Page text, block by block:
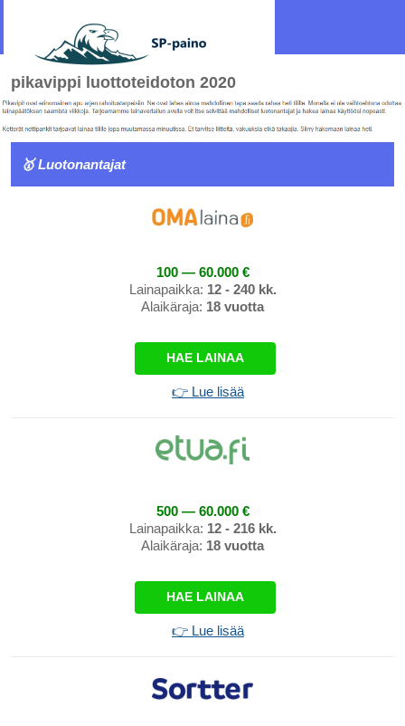
pikavippi luottoteidoton 2020
🥇 Luotonantajat
100 — 60.000 €
Lainapaikka: 12 - 240 kk.
Alaikäraja: 18 vuotta
HAE LAINAA
👉 Lue lisää
500 — 60.000 €
Lainapaikka: 12 - 216 kk.
Alaikäraja: 18 vuotta
HAE LAINAA
👉 Lue lisää